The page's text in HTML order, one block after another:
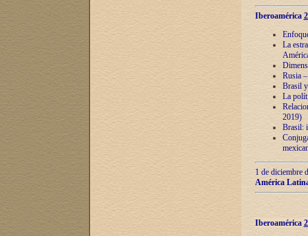
Iberoamérica
La
Rusia
Brasil
La
2019)
Brasil:
1 de diciembre
América
Iberoamérica